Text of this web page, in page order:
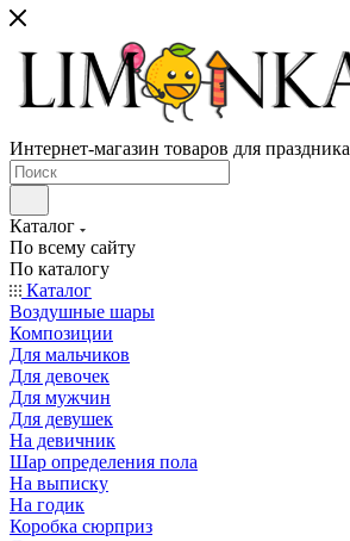
Интернет-магазин товаров для праздника
Каталог
По всему сайту
По каталогу
Каталог
Воздушные шары
Композиции
Для мальчиков
Для девочек
Для мужчин
Для девушек
На девичник
Шар определения пола
На выписку
На годик
Коробка сюрприз